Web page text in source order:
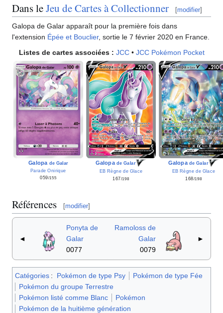
Dans leJeu de Cartes à Collectionner [modifier]
Galopa de Galar apparaît pour la première fois dans
l'extension Épée et Bouclier, sortie le 7 février 2020 en France.
Listes de cartes associées : JCC• JCC Pokémon Pocket
Galopa de Galar
Parade Onirique
059/155
Galopade Galar
EB Règne de Glace
167/198
Galopade Galar
EB Règne de Glace
168/198
Références [modifier]
◄
Ponyta de
Galar
0077
Ramoloss de
Galar
0079
►
Catégories : Pokémon de type Psy
Pokémon de type Fée
Pokémon du groupe Terrestre
Pokémon listé comme Blanc
Pokémon
Pokémon de la huitième génération